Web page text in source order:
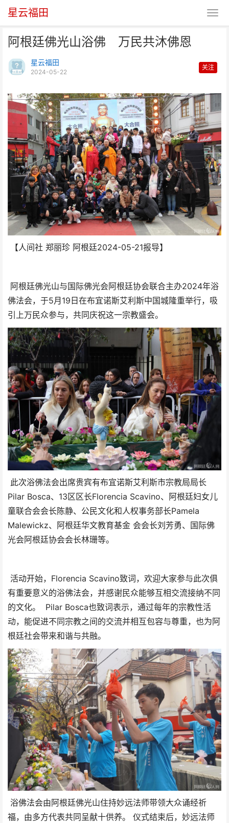
星云福田
阿根廷佛光山浴佛 万民共沐佛恩
星云福田
2024-05-22
关注
【人间社 郑丽珍 阿根廷2024-05-21报导】
阿根廷佛光山与国际佛光会阿根廷协会联合主办2024年浴
佛法会，于5月19日在布宜诺斯艾利斯中国城隆重举行，吸
引上万民众参与，共同庆祝这一宗教盛会。
此次浴佛法会出席贵宾有布宜诺斯艾利斯市宗教局局长
Pilar Bosca、13区区长Florencia Scavino、阿根廷妇女儿
童联合会会长陈静、公民文化和人权事务部长Pamela
Malewickz、阿根廷华文教育基金 会会长刘芳勇、国际佛
光会阿根廷协会会长林珊等。
活动开始，Florencia Scavino致词，欢迎大家参与此次俱
有重要意义的浴佛法会，并感谢民众能够互相交流接纳不同
的文化。 Pilar Bosca也致词表示，通过每年的宗教性活
动，能促进不同宗教之间的交流并相互包容与尊重，也为阿
根廷社会带来和谐与共融。
浴佛法会由阿根廷佛光山住持妙远法师带领大众诵经祈
福，由多方代表共同呈献十供养。 仪式结束后，妙远法师
阿根廷佛光山浴佛 万民共沐佛恩